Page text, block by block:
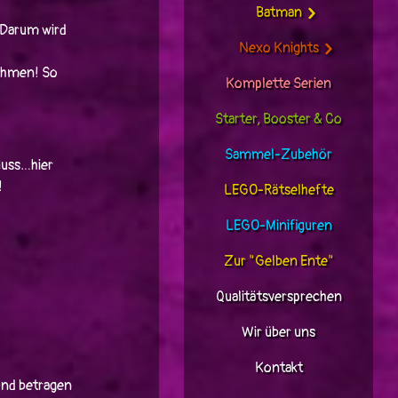
Batman
Nexo Knights
Komplette Serien
Starter, Booster & Co
Sammel-Zubehör
LEGO-Rätselhefte
LEGO-Minifiguren
Zur "Gelben Ente"
Qualitätsversprechen
Wir über uns
Kontakt
wird
So
betragen